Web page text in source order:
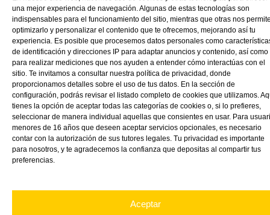
una mejor experiencia de navegación. Algunas de estas tecnologías son
indispensables para el funcionamiento del sitio, mientras que otras nos
optimizarlo y personalizar el contenido que te ofrecemos, mejorando así tu
experiencia. Es posible que procesemos datos personales como
de identificación y direcciones IP para adaptar anuncios y contenido, así como
para realizar mediciones que nos ayuden a entender cómo interactúas con el
sitio. Te invitamos a consultar nuestra política de privacidad, donde
proporcionamos detalles sobre el uso de tus datos. En la sección de
configuración, podrás revisar el listado completo de cookies que utilizamos.
tienes la opción de aceptar todas las categorías de cookies o, si lo prefieres,
seleccionar de manera individual aquellas que consientes en usar. Para
menores de 16 años que deseen aceptar servicios opcionales, es necesario
contar con la autorización de sus tutores legales. Tu privacidad es importante
para nosotros, y te agradecemos la confianza que depositas al compartir tus
preferencias.
Aceptar
se repite más: ¿Cómo combinar seguridad, ligereza, durabilidad y
calidad óptica sin comprometer el rendimiento?
Read More »